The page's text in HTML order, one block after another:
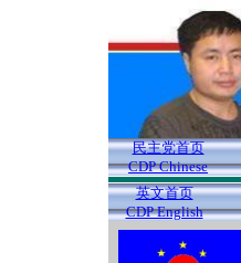
民主党首页
CDP Chinese
英文首页
CDP English